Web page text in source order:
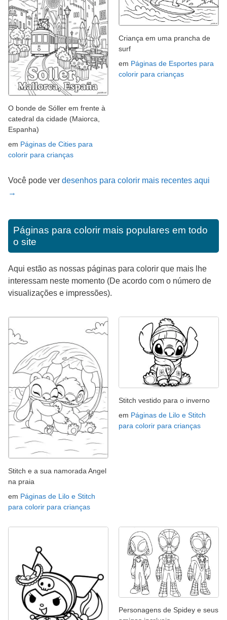
O bonde de Sóller em frente à
catedral da cidade (Maiorca,
Espanha)
em Páginas de Cities para
colorir para crianças
Criança em uma prancha de
surf
em Páginas de Esportes para
colorir para crianças
Você pode ver desenhos para colorir mais recentes aqui
→
Páginas para colorir mais populares em todo
o site
Aqui estão as nossas páginas para colorir que mais lhe
interessam neste momento (De acordo com o número de
visualizações e impressões).
Stitch e a sua namorada Angel
na praia
em Páginas de Lilo e Stitch
para colorir para crianças
Stitch vestido para o inverno
em Páginas de Lilo e Stitch
para colorir para crianças
Personagens de Spidey e seus